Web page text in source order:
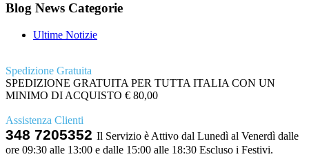
Blog News Categorie
Ultime Notizie
Spedizione Gratuita
SPEDIZIONE GRATUITA PER TUTTA ITALIA CON UN
MINIMO DI ACQUISTO € 80,00
Assistenza Clienti
348 7205352 Il Servizio è Attivo dal Lunedì al Venerdì dalle
ore 09:30 alle 13:00 e dalle 15:00 alle 18:30 Escluso i Festivi.